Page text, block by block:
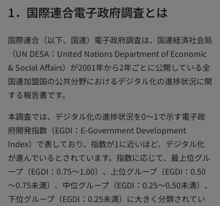
1．国際連合電子政府調査とは
国際連合（以下、国連）電子政府調査は、国連経済社会局
（UN DESA：United Nations Department of Economic
& Social Affairs）が2001年から2年ごとに公開している全
国連加盟国の公共分野におけるデジタル化の進捗状況に関
する報告書です。
本調査では、デジタル化の進捗状況を0～1で示す電子政
府開発指数（EGDI：E-Government Development
Index）で表しており、指数が1に近いほど、デジタル化
が進んでいるとされています。指数に応じて、最上位グル
ープ（EGDI：0.75～1.00）、上位グループ（EGDI：0.50
～0.75未満）、中位グループ（EGDI：0.25～0.50未満）、
下位グループ（EGDI：0.25未満）に大きく分類されてい